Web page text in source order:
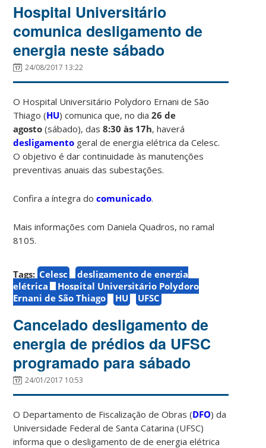
Hospital Universitário
comunica desligamento de
energia neste sábado
24/08/2017 13:22
O Hospital Universitário Polydoro Ernani de São
Thiago (HU) comunica que, no dia26 de
agosto (sábado), das8:30 às 17h, haverá
desligamento geral de energia elétrica da Celesc.
O objetivo é dar continuidade às manutenções
preventivas anuais das subestações.
Confira a íntegra docomunicado.
Mais informações com Daniela Quadros, no ramal
8105.
Tags: Celesc
desligamento de energia
elétrica
Hospital Universitário Polydoro
Ernani de São Thiago
HU UFSC
Cancelado desligamento de
energia de prédios da UFSC
programado para sábado
24/01/2017 10:53
O Departamento de Fiscalização de Obras (DFO) da
Universidade Federal de Santa Catarina (UFSC)
informa que o desligamento de de energia elétrica